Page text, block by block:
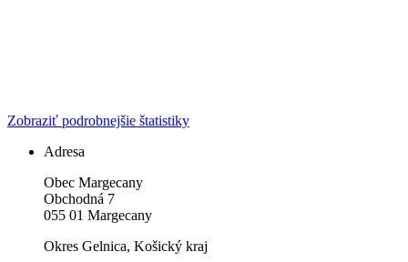
Zobraziť podrobnejšie štatistiky
Adresa
Obec Margecany
Obchodná 7
055 01 Margecany
Okres Gelnica, Košický kraj